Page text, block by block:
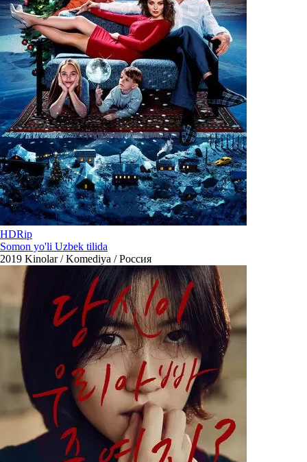
HDRip
Somon yo'li Uzbek tilida
2019 Kinolar / Komediya / Россия